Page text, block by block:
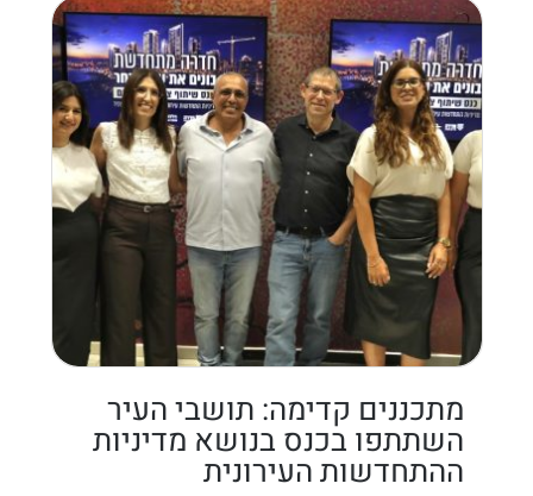
מתכננים קדימה: תושבי העיר
השתתפו בכנס בנושא מדיניות
ההתחדשות העירונית